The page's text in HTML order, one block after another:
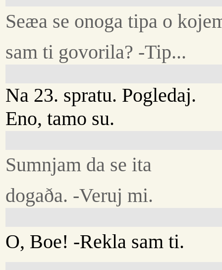
Seæa se onoga tipa o
sam ti govorila? -Tip...
Na 23. spratu. Pogledaj.
Eno, tamo su.
Sumnjam da se ita
dogaða. -Veruj mi.
O, Boe! -Rekla sam ti.